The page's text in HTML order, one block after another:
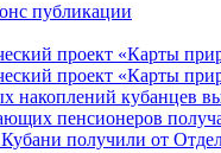
публикации
проект «Карты
проект «Карты
накоплений кубанцев
пенсионеров
получили от